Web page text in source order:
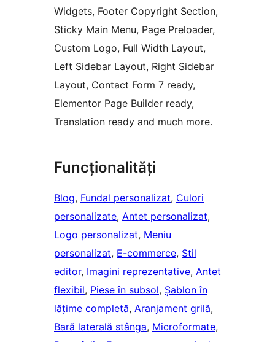
Widgets, Footer Copyright Section,
Sticky Main Menu, Page Preloader,
Custom Logo, Full Width Layout,
Left Sidebar Layout, Right Sidebar
Layout, Contact Form 7 ready,
Elementor Page Builder ready,
Translation ready and much more.
Funcționalități
Blog, Fundal personalizat, Culori
personalizate, Antet personalizat
Logo personalizat, Meniu
personalizat, E-commerce, Stil
editor, Imagini reprezentative, Antet
flexibil, Piese în subsol, Șablon în
lățime completă, Aranjament grilă
Bară laterală stânga, Microformate